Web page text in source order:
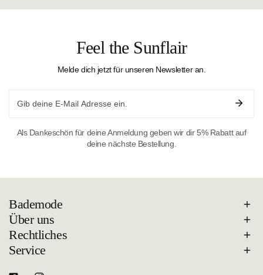
Feel the Sunflair
Melde dich jetzt für unseren Newsletter an.
Als Dankeschön für deine Anmeldung geben wir dir 5% Rabatt auf
deine nächste Bestellung.
Bademode
Über uns
Rechtliches
Service